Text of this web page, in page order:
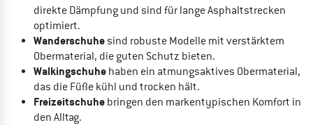
direkte Dämpfung und sind für lange Asphaltstrecken
optimiert.
Wanderschuhesind robuste Modelle mit verstärktem
Obermaterial, die guten Schutz bieten.
Walkingschuhehaben ein atmungsaktives Obermaterial,
das die Füße kühl und trocken hält.
Freizeitschuhebringen den markentypischen Komfort in
den Alltag.